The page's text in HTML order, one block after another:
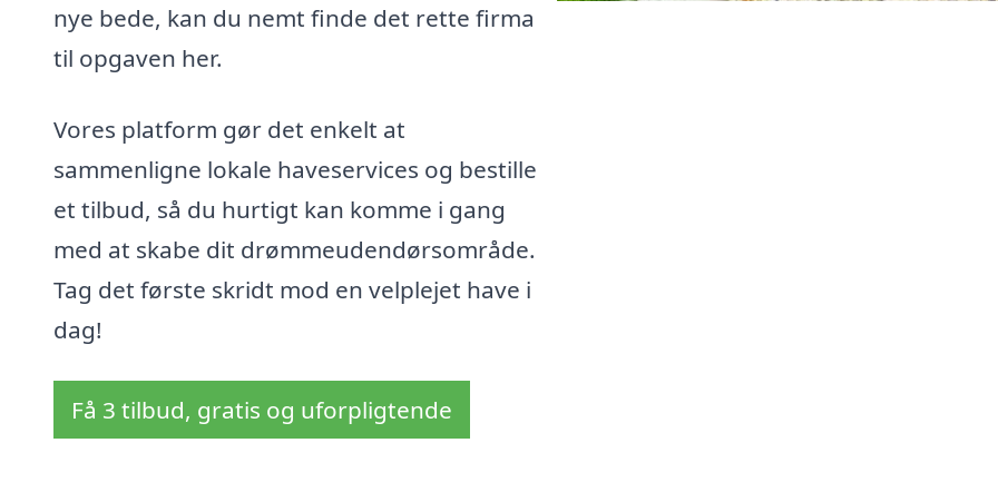
nye bede, kan du nemt finde det rette firma
til opgaven her.
Vores platform gør det enkelt at
sammenligne lokale haveservices og bestille
et tilbud, så du hurtigt kan komme i gang
med at skabe dit drømmeudendørsområde.
Tag det første skridt mod en velplejet have i
dag!
Få 3 tilbud, gratis og uforpligtende